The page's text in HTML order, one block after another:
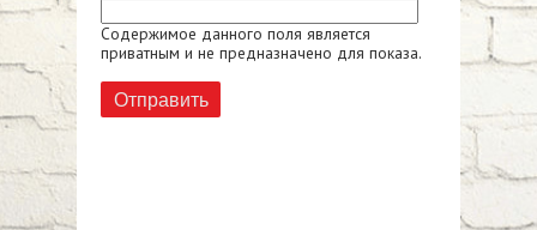
Содержимое данного поля является
приватным и не предназначено для показа.